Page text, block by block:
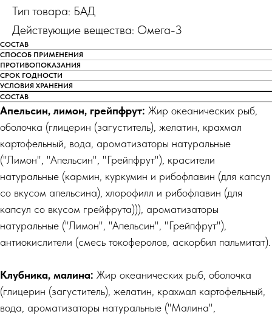
Тип товара: БАД
Действующие вещества: Омега-3
СОСТАВ
СПОСОБ ПРИМЕНЕНИЯ
ПРОТИВОПОКАЗАНИЯ
СРОК ГОДНОСТИ
УСЛОВИЯ ХРАНЕНИЯ
СОСТАВ
Апельсин, лимон, грейпфрут: Жир океанических рыб,
оболочка (глицерин (загуститель), желатин, крахмал
картофельный, вода, ароматизаторы натуральные
("Лимон", "Апельсин", "Грейпфрут"), красители
натуральные (кармин, куркумин и рибофлавин (для капсул
со вкусом апельсина), хлорофилл и рибофлавин (для
капсул со вкусом грейфрута))), ароматизаторы
натуральные ("Лимон", "Апельсин", "Грейпфрут"),
антиокислители (смесь токоферолов, аскорбил пальмитат).
Клубника, малина: Жир океанических рыб, оболочка
(глицерин (загуститель), желатин, крахмал картофельный,
вода, ароматизаторы натуральные ("Малина",